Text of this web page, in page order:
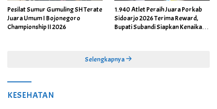
Pesilat Sumur Gumuling SH Terate
Juara Umum I Bojonegoro
Championship II 2026
1.940 Atlet Peraih Juara Porkab
Sidoarjo 2026 Terima Reward,
Bupati Subandi Siapkan Kenaikan
Selengkapnya
KESEHATAN